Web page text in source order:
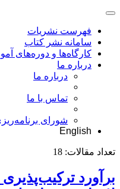
فهرست نشریات
سامانه نشر کتاب
کارگاه‌ها و دوره‌های
درباره ما
درباره ما
تماس با ما
شورای
English
تعداد مقالات: 18
برآورد